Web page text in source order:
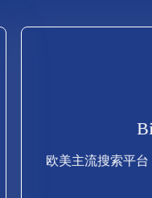
欧美主流搜索平
欧美主流搜索平